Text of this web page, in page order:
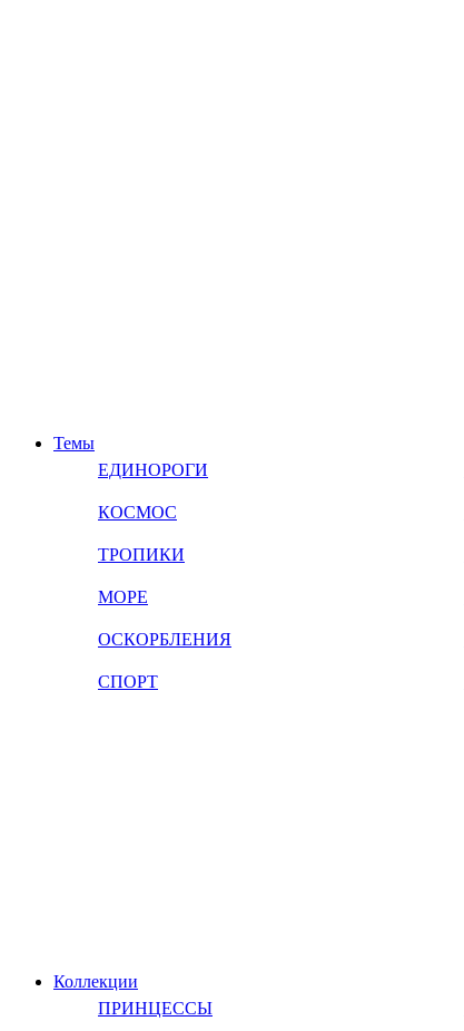
Темы
ЕДИНОРОГИ
КОСМОС
ТРОПИКИ
МОРЕ
ОСКОРБЛЕНИЯ
СПОРТ
Коллекции
ПРИНЦЕССЫ